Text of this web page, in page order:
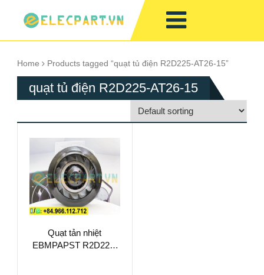
Home Products tagged “quạt tủ điện R2D225-AT26-15”
quạt tủ điện R2D225-AT26-15
Quạt tản nhiệt
EBMPAPST R2D225-